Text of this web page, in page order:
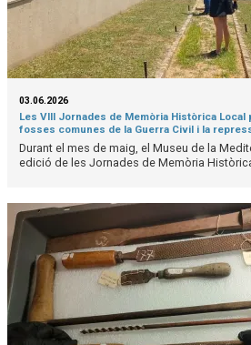
03.06.2026
Les VIII Jornades de Memòria Històrica
fosses comunes de la Guerra Civil i la
Durant el mes de maig, el Museu de la
edició de les Jornades de Memòria